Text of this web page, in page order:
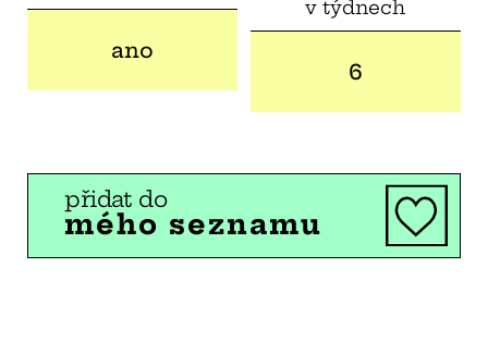
ano
v týdnech
6
přidat do
mého seznamu